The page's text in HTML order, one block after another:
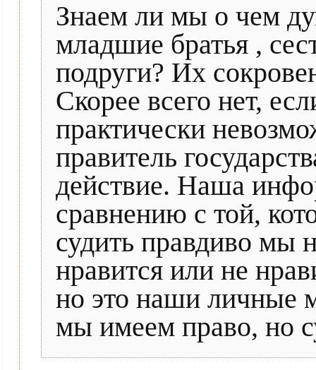
Знаем ли мы о чем
младшие братья ,
подруги? Их
Скорее всего нет,
практически
правитель
действие. Наша
сравнению с той,
судить правдиво мы
нравится или не
но это наши личные
мы имеем право, но